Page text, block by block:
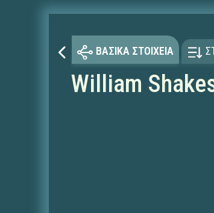
ΒΑΣΙΚΑ ΣΤΟΙΧΕΙΑ
William